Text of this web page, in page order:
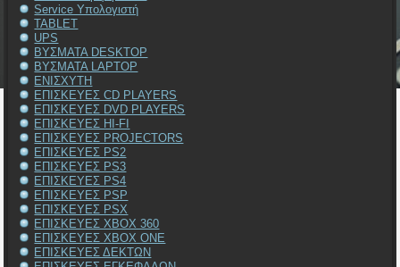
Service Υπολογιστή
TABLET
UPS
ΒΥΣΜΑΤΑ DESKTOP
ΒΥΣΜΑΤΑ LAPTOP
ΕΝΙΣΧΥΤΗ
ΕΠΙΣΚΕΥΕΣ CD PLAYERS
ΕΠΙΣΚΕΥΕΣ DVD PLAYERS
ΕΠΙΣΚΕΥΕΣ HI-FI
ΕΠΙΣΚΕΥΕΣ PROJECTORS
ΕΠΙΣΚΕΥΕΣ PS2
ΕΠΙΣΚΕΥΕΣ PS3
ΕΠΙΣΚΕΥΕΣ PS4
ΕΠΙΣΚΕΥΕΣ PSP
ΕΠΙΣΚΕΥΕΣ PSX
ΕΠΙΣΚΕΥΕΣ XBOX 360
ΕΠΙΣΚΕΥΕΣ XBOX ONE
ΕΠΙΣΚΕΥΕΣ ΔΕΚΤΩΝ